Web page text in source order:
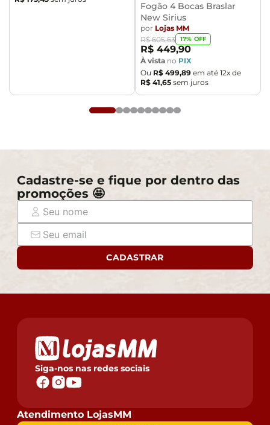
- Todos os nossos produtos são enviados devidamente
embalados e com total segurança
- Confira as dimensões do produto no momento da
compra e certifique-se de que passará normalmente
por elevadores, portas, escadas e/ou corredores,
evitando assim futuros desagrados ou imprevistos
Fogão 4 Bocas Braslar
New Sirius
por Lojas MM
R$ 605,63 17% OFF
R$ 449,90
À vista no PIX
Ou R$ 499,89 em até 12x de
R$ 41,65 sem juros
Cadastre-se e fique por dentro das
promoções 🤩
CADASTRAR
Siga-nos nas redes sociais
Atendimento LojasMM